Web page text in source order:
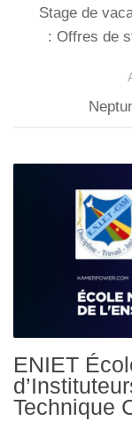
Stage de
: Offres de
ENIET
Technique